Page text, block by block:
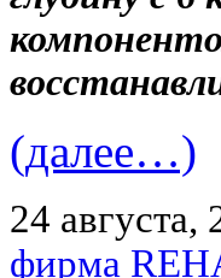
(далее…)
24
фирма